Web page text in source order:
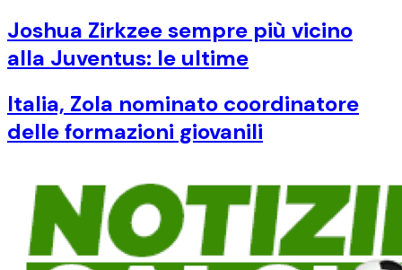
Joshua Zirkzee sempre più vicino
alla Juventus: le ultime
Italia, Zola nominato coordinatore
delle formazioni giovanili